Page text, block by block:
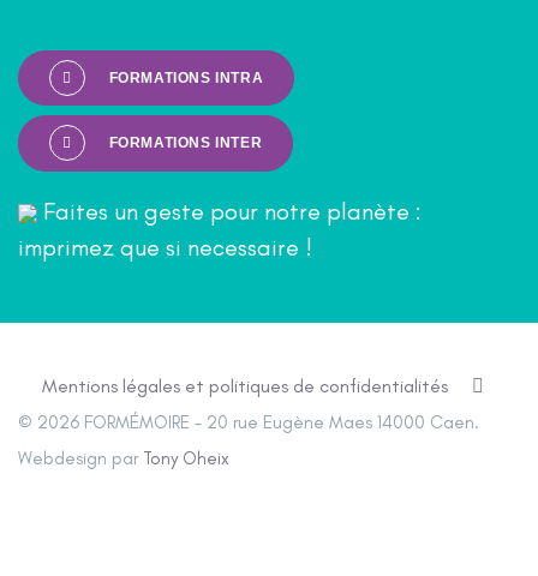
FORMATIONS INTRA
FORMATIONS INTER
Faites un geste pour notre planète :
imprimez que si necessaire !
Mentions légales et politiques de confidentialités
© 2026 FORMÉMOIRE - 20 rue Eugène Maes 14000 Caen.
Webdesign par Tony Oheix